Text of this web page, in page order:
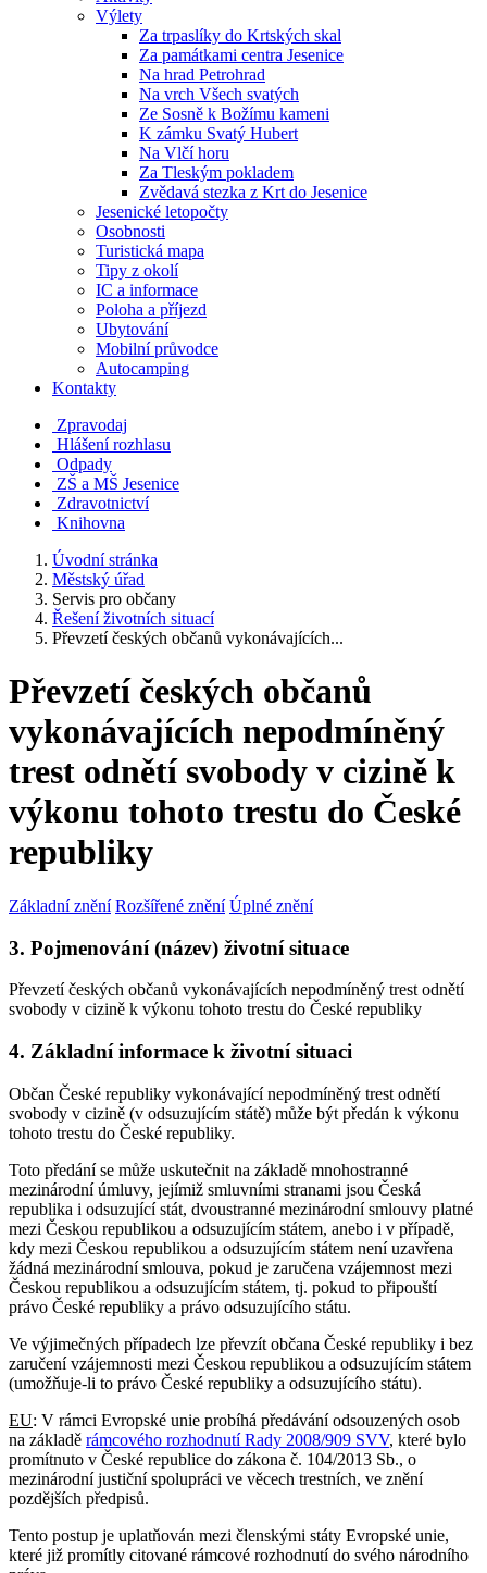
Výlety
Za trpaslíky do Krtských skal
Za památkami centra Jesenice
Na hrad Petrohrad
Na vrch Všech svatých
Ze Sosně k Božímu kameni
K zámku Svatý Hubert
Na Vlčí horu
Za Tleským pokladem
Zvědavá stezka z Krt do Jesenice
Jesenické letopočty
Osobnosti
Turistická mapa
Tipy z okolí
IC a informace
Poloha a příjezd
Ubytování
Mobilní průvodce
Autocamping
Kontakty
Zpravodaj
Hlášení rozhlasu
Odpady
ZŠ a MŠ Jesenice
Zdravotnictví
Knihovna
Úvodní stránka
Městský úřad
Servis pro občany
Řešení životních situací
Převzetí českých občanů vykonávajících...
Převzetí českých občanů
vykonávajících nepodmíněný
trest odnětí svobody v cizině k
výkonu tohoto trestu do České
republiky
Základní znění Rozšířené znění Úplné znění
3. Pojmenování (název) životní situace
Převzetí českých občanů vykonávajících nepodmíněný trest odnětí
svobody v cizině k výkonu tohoto trestu do České republiky
4. Základní informace k životní situaci
Občan České republiky vykonávající nepodmíněný trest odnětí
svobody v cizině (v odsuzujícím státě) může být předán k výkonu
tohoto trestu do České republiky.
Toto předání se může uskutečnit na základě mnohostranné
mezinárodní úmluvy, jejímiž smluvními stranami jsou Česká
republika i odsuzující stát, dvoustranné mezinárodní smlouvy platné
mezi Českou republikou a odsuzujícím státem, anebo i v případě,
kdy mezi Českou republikou a odsuzujícím státem není uzavřena
žádná mezinárodní smlouva, pokud je zaručena vzájemnost mezi
Českou republikou a odsuzujícím státem, tj. pokud to připouští
právo České republiky a právo odsuzujícího státu.
Ve výjimečných případech lze převzít občana České republiky i bez
zaručení vzájemnosti mezi Českou republikou a odsuzujícím státem
(umožňuje-li to právo České republiky a odsuzujícího státu).
EU: V rámci Evropské unie probíhá předávání odsouzených osob
na základě rámcového rozhodnutí Rady 2008/909 SVV, které bylo
promítnuto v České republice do zákona č. 104/2013 Sb., o
mezinárodní justiční spolupráci ve věcech trestních, ve znění
pozdějších předpisů.
Tento postup je uplatňován mezi členskými státy Evropské unie,
které již promítly citované rámcové rozhodnutí do svého národního